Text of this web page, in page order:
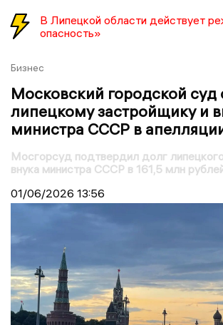
В Липецкой области действует
опасность»
Бизнес
Московский городской суд
липецкому застройщику и
министра СССР в
Мосгорсуд подтвердил долг
внука министра СССР в 161,5 млн
01/06/2026 13:56